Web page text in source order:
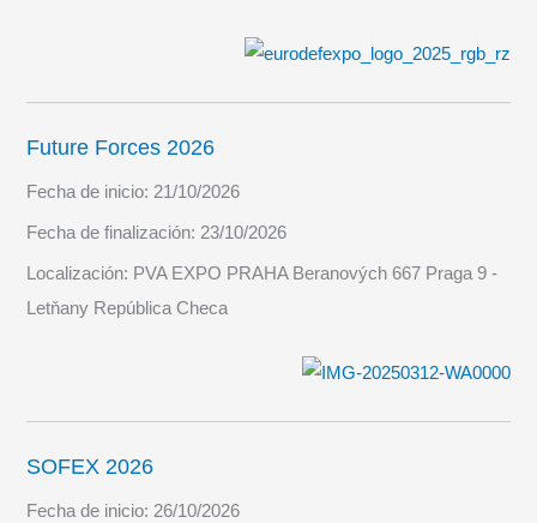
Future Forces 2026
Fecha de inicio: 21/10/2026
Fecha de finalización: 23/10/2026
Localización: PVA EXPO PRAHA Beranových 667 Praga 9 -
Letňany República Checa
SOFEX 2026
Fecha de inicio:26/10/2026